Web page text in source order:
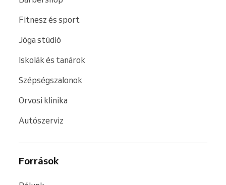
Fitnesz és sport
Jóga stúdió
Iskolák és tanárok
Szépségszalonok
Orvosi klinika
Autószerviz
Források